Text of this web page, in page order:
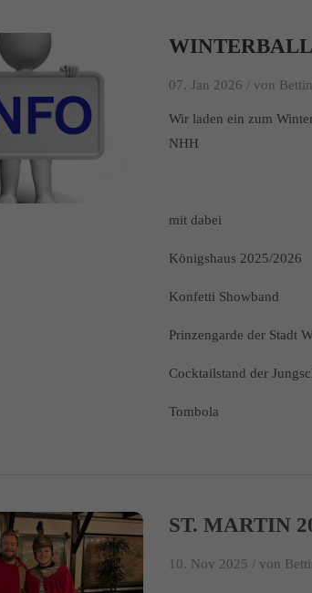
WINTERBALL
07. Jan 2026 / von
Wir laden ein zum
NHH
mit dabei
Königshaus 2025/2026
Konfetti Showband
Prinzengarde der Stadt
Cocktailstand der
Tombola
ST. MARTIN
10. Nov 2025 / von